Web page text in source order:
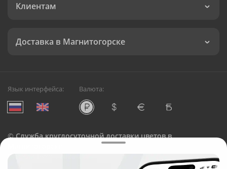
Клиентам
Доставка в Магнитогорске
Язык интерфейса: Валюта:
©Служба круглосуточной доставки цветов в
Русский Букет, 2026